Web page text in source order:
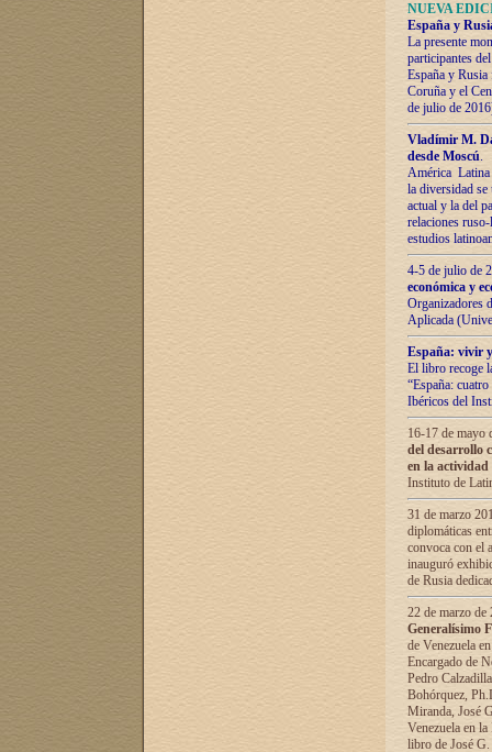
NUEVA
España y
La presente
participantes
España y
Coruña y el
de julio de
Vladímir М.
desde Moscú.
América Latina
la diversidad
actual у lа del
relaciones
estudios
4-5 de julio de
económica y
Organizadores
Aplicada
España: vivir
El libro recoge
“España:
Ibéricos del
16-17 de mayo
del desarrollo
en la
Instituto de
31 de marzo
diplomáticas
convoca con el
inauguró
de Rusia
22 de marzo
Generalísimo
de Venezuela
Encargado de
Pedro
Bohórquez,
Miranda, José
Venezuela en
libro de José